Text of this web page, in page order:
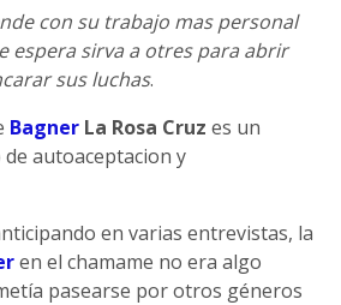
con su trabajo mas personal
espera sirva a otres para abrir
sus luchas.
Bagner La Rosa Cruz es un
autoaceptacion y
en varias entrevistas, la
en el chamame no era algo
pasearse por otros géneros